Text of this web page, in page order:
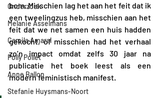
Onderzoek
Melanie Asselmans
Camila Amaral
Polly Pollet
Anne Ballon
Stefanie Huysmans-Noort
bom. Misschien lag het aan het feit dat ik
een tweelingzus heb, misschien aan het
feit dat we net samen een huis hadden
gekocht, of misschien had het verhaal
zo’n impact omdat zelfs 30 jaar na
publicatie het boek leest als een
modern feministisch manifest.